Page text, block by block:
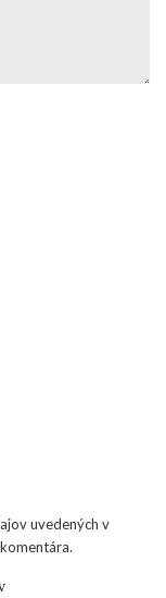
uvedených v